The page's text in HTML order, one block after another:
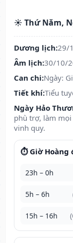
☀️ Thứ Năm,
Dương lịch:29/
Âm lịch:30/10/
Can chi:Ngày:
Tiết khí:Tiểu
Ngày Hảo
phù trợ, làm
vinh quy.
⏱️ Giờ Hoàng
23h – 0h
5h – 6h
15h – 16h